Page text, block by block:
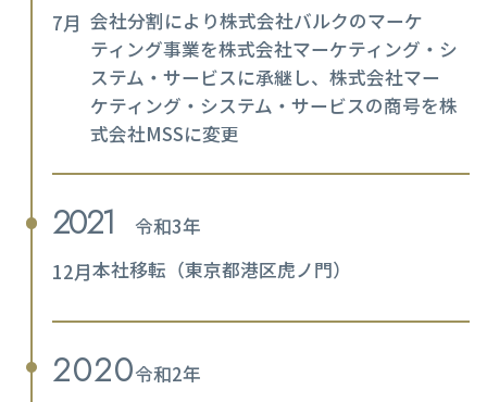
7月 会社分割により株式会社バルクのマーケ
ティング事業を株式会社マーケティング・シ
ステム・サービスに承継し、株式会社マー
ケティング・システム・サービスの商号を株
式会社MSSに変更
2021
令和3年
12月本社移転（東京都港区虎ノ門）
2020令和2年